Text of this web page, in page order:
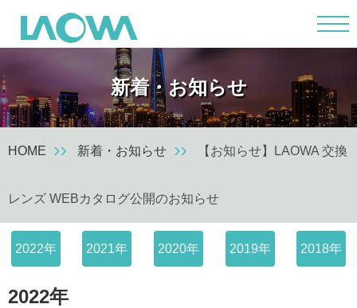
新着・お知らせ
HOME 新着・お知らせ 【お知らせ】LAOWA 交換
レンズ WEBカタログ公開のお知らせ
2022年 2021年 2020年 2019年 2018年
2022年